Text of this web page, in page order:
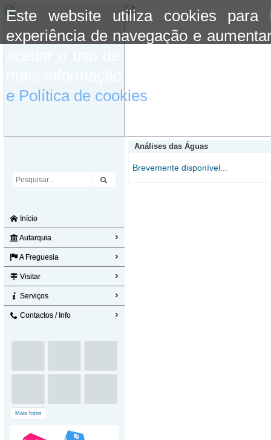
Este website utiliza cookies para
experiência de navegação e
e Política de cookies
Início
Autarquia
A Freguesia
Visitar
Serviços
Contactos / Info
Mais fotos
Análises das Águas
Brevemente disponível...